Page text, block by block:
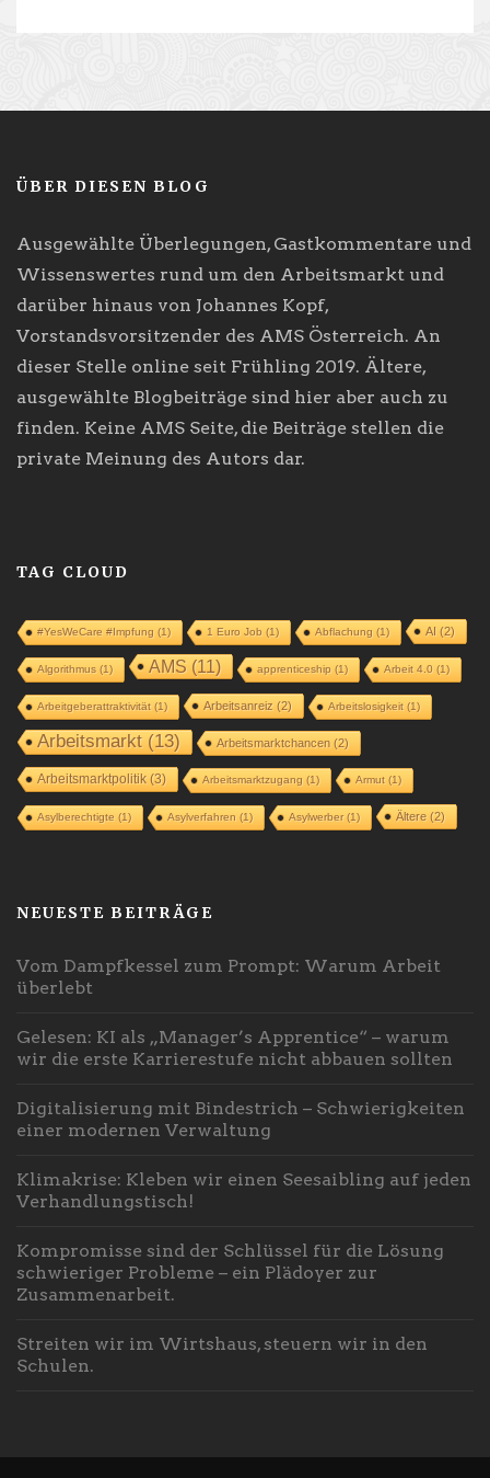
ÜBER DIESEN BLOG
Ausgewählte Überlegungen, Gastkommentare und
Wissenswertes rund um den Arbeitsmarkt und
darüber hinaus von Johannes Kopf,
Vorstandsvorsitzender des AMS Österreich. An
dieser Stelle online seit Frühling 2019. Ältere,
ausgewählte Blogbeiträge sind hier aber auch zu
finden. Keine AMS Seite, die Beiträge stellen die
private Meinung des Autors dar.
TAG CLOUD
#YesWeCare #Impfung (1) 1 Euro Job (1) Abflachung (1) AI (2)
Algorithmus (1) AMS (11) apprenticeship (1) Arbeit 4.0 (1)
Arbeitgeberattraktivität(1) Arbeitsanreiz (2) Arbeitslosigkeit(1)
Arbeitsmarkt(13) Arbeitsmarktchancen (2)
Arbeitsmarktpolitik(3) Arbeitsmarktzugang (1) Armut(1)
Asylberechtigte (1) Asylverfahren (1) Asylwerber(1) Ältere(2)
NEUESTE BEITRÄGE
Vom Dampfkessel zum Prompt: Warum Arbeit
überlebt
Gelesen: KI als „Manager’s Apprentice“ – warum
wir die erste Karrierestufe nicht abbauen sollten
Digitalisierung mit Bindestrich – Schwierigkeiten
einer modernen Verwaltung
Klimakrise: Kleben wir einen Seesaibling auf jeden
Verhandlungstisch!
Kompromisse sind der Schlüssel für die Lösung
schwieriger Probleme – ein Plädoyer zur
Zusammenarbeit.
Streiten wir im Wirtshaus, steuern wir in den
Schulen.